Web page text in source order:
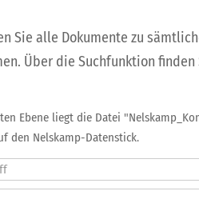
Sie alle Dokumente zu
Über die Suchfunktion
Ebene liegt die Datei
den Nelskamp-Datenstick.